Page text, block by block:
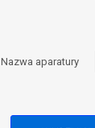
Nazwa aparatury